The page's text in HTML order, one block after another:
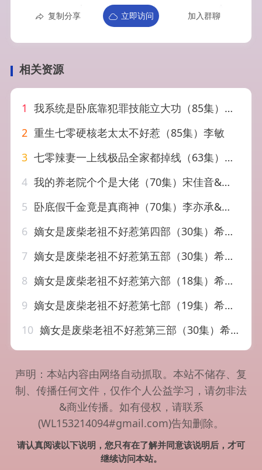
复制分享 立即访问 加入群聊
相关资源
1 我系统是卧底靠犯罪技能立大功（85集）向阳公主&朱洙
2 重生七零硬核老太太不好惹（85集）李敏
3 七零辣妻一上线极品全家都掉线（63集）马宇腾&李淳亦
4 我的养老院个个是大佬（70集）宋佳音&邵之鹏
5 卧底假千金竟是真商神（70集）李亦承&陈大壮
6 嫡女是废柴老祖不好惹第四部（30集）希尔力&马雯祺
7 嫡女是废柴老祖不好惹第五部（30集）希尔力&马雯祺
8 嫡女是废柴老祖不好惹第六部（18集）希尔力&马雯祺
9 嫡女是废柴老祖不好惹第七部（19集）希尔力&马雯祺
10 嫡女是废柴老祖不好惹第三部（30集）希尔力&马雯祺
声明：本站内容由网络自动抓取。本站不储存、复
制、传播任何文件，仅作个人公益学习，请勿非法
&商业传播。如有侵权，请联系
(WL153214094#gmail.com)告知删除。
请认真阅读以下说明，您只有在了解并同意该说明后，才可
继续访问本站。